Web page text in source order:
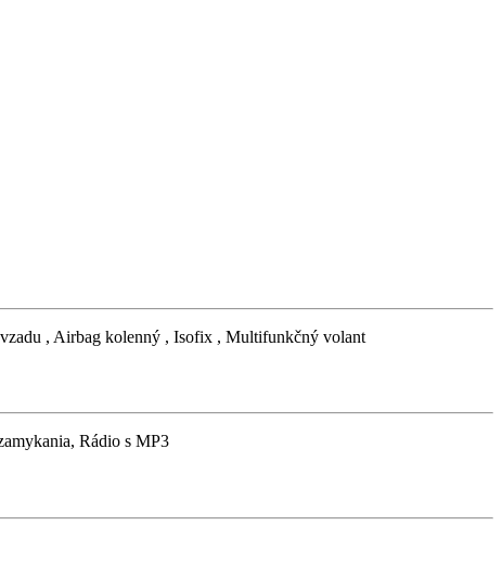
, Airbag kolenný , Isofix , Multifunkčný volant
Rádio s MP3